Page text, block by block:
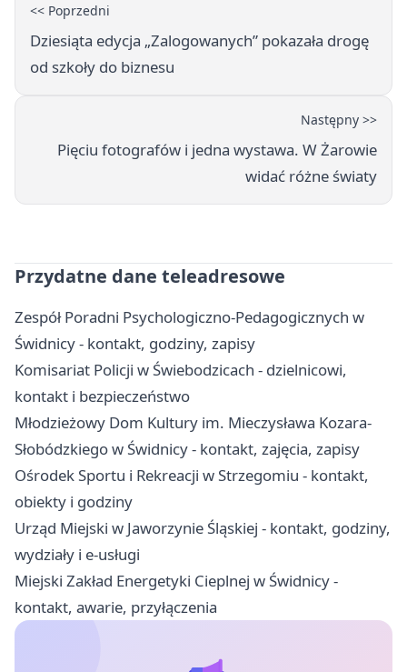
<< Poprzedni
Dziesiąta edycja „Zalogowanych” pokazała drogę
od szkoły do biznesu
Następny >>
Pięciu fotografów i jedna wystawa. W Żarowie
widać różne światy
Przydatne dane teleadresowe
Zespół Poradni Psychologiczno-Pedagogicznych w
Świdnicy - kontakt, godziny, zapisy
Komisariat Policji w Świebodzicach - dzielnicowi,
kontakt i bezpieczeństwo
Młodzieżowy Dom Kultury im. Mieczysława Kozara-
Słobódzkiego w Świdnicy - kontakt, zajęcia, zapisy
Ośrodek Sportu i Rekreacji w Strzegomiu - kontakt,
obiekty i godziny
Urząd Miejski w Jaworzynie Śląskiej - kontakt, godziny,
wydziały i e-usługi
Miejski Zakład Energetyki Cieplnej w Świdnicy -
kontakt, awarie, przyłączenia